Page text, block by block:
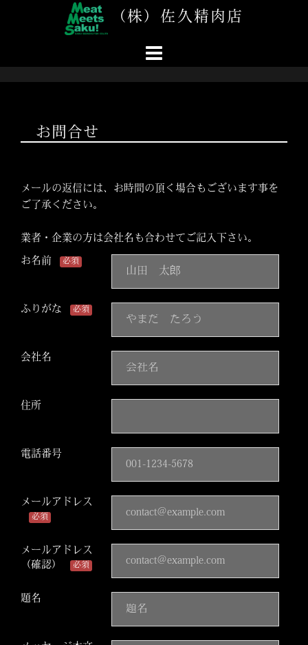
（株）佐久精肉店
お問合せ
メールの返信には、お時間の頂く場合もございます事を
ご了承ください。
業者・企業の方は会社名も合わせてご記入下さい。
お名前 必須
ふりがな 必須
会社名
住所
電話番号
メールアドレス
必須
メールアドレス
（確認）
必須
題名